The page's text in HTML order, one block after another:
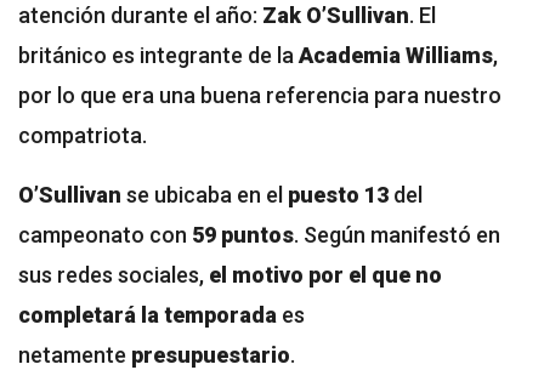
atención durante el año: Zak O’Sullivan. El
británico es integrante de la Academia Williams,
por lo que era una buena referencia para nuestro
compatriota.
O’Sullivan se ubicaba en el puesto 13 del
campeonato con 59 puntos. Según manifestó en
sus redes sociales, el motivo por el que no
completará la temporada es
netamente presupuestario.